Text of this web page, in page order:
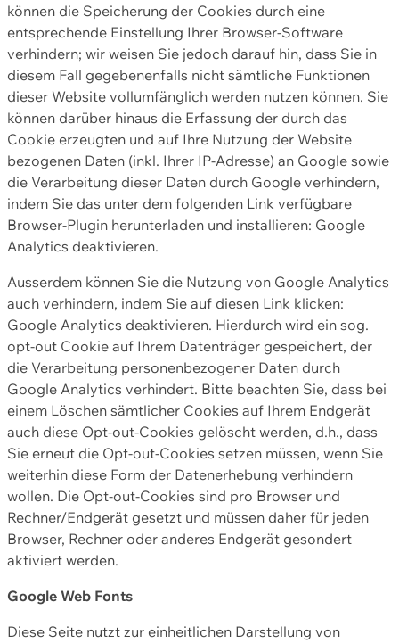
können die Speicherung der Cookies durch eine
entsprechende Einstellung Ihrer Browser-Software
verhindern; wir weisen Sie jedoch darauf hin, dass Sie in
diesem Fall gegebenenfalls nicht sämtliche Funktionen
dieser Website vollumfänglich werden nutzen können. Sie
können darüber hinaus die Erfassung der durch das
Cookie erzeugten und auf Ihre Nutzung der Website
bezogenen Daten (inkl. Ihrer IP-Adresse) an Google sowie
die Verarbeitung dieser Daten durch Google verhindern,
indem Sie das unter dem folgenden Link verfügbare
Browser-Plugin herunterladen und installieren: Google
Analytics deaktivieren.
Ausserdem können Sie die Nutzung von Google Analytics
auch verhindern, indem Sie auf diesen Link klicken:
Google Analytics deaktivieren. Hierdurch wird ein sog.
opt-out Cookie auf Ihrem Datenträger gespeichert, der
die Verarbeitung personenbezogener Daten durch
Google Analytics verhindert. Bitte beachten Sie, dass bei
einem Löschen sämtlicher Cookies auf Ihrem Endgerät
auch diese Opt-out-Cookies gelöscht werden, d.h., dass
Sie erneut die Opt-out-Cookies setzen müssen, wenn Sie
weiterhin diese Form der Datenerhebung verhindern
wollen. Die Opt-out-Cookies sind pro Browser und
Rechner/Endgerät gesetzt und müssen daher für jeden
Browser, Rechner oder anderes Endgerät gesondert
aktiviert werden.
Google Web Fonts
Diese Seite nutzt zur einheitlichen Darstellung von